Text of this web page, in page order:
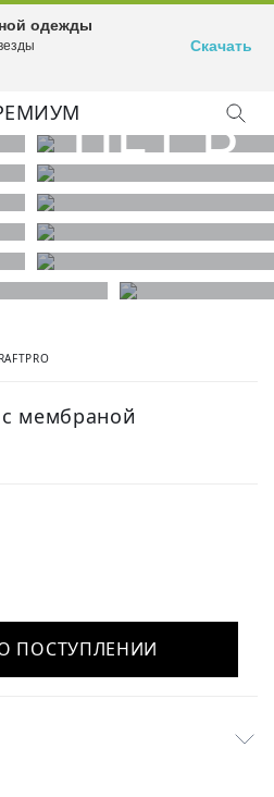
мембраной
ПОСТУПЛЕНИИ
одежды
Скачать